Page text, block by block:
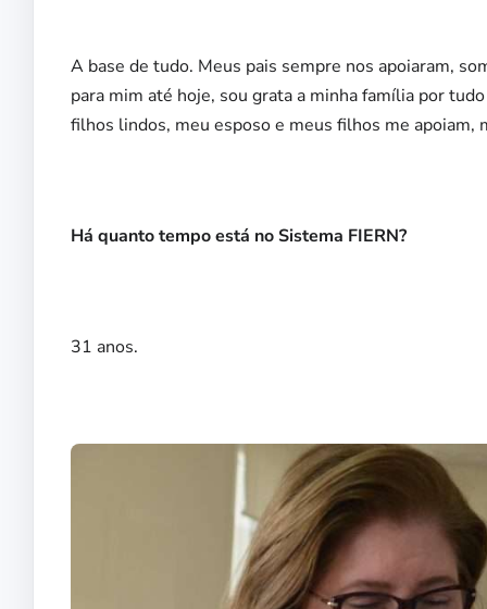
A base de tudo. Meus pais sempre nos apoiaram,
para mim até hoje, sou grata a minha família por
filhos lindos, meu esposo e meus filhos me apoiam,
Há quanto tempo está no Sistema FIERN?
31 anos.